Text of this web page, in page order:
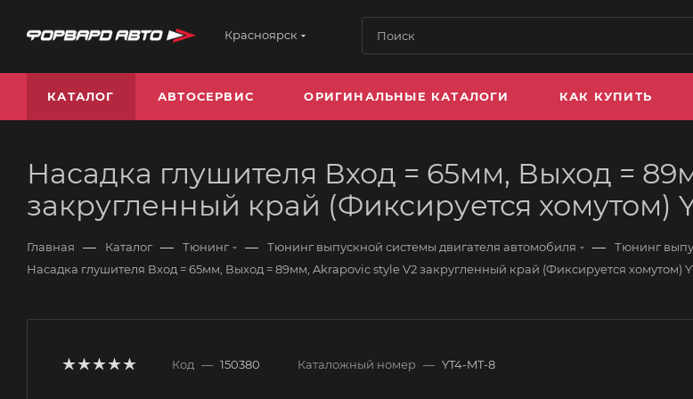
Красноярск
КАТАЛОГ АВТОСЕРВИС ОРИГИНАЛЬНЫЕ КАТАЛОГИ КАК КУПИТЬ
Насадка глушителя Вход = 65мм, Выход =
закругленный край (Фиксируется хомутом)
Главная — Каталог — Тюнинг — Тюнинг выпускной системы двигателя автомобиля — Тюнинг
Насадка глушителя Вход = 65мм, Выход = 89мм, Akrapovic style V2 закругленный край (Фиксируется хомутом)
Код — 150380 Каталожный номер — YT4-MT-8